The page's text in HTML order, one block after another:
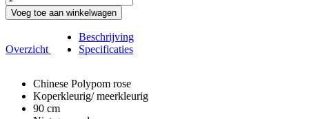
Voeg toe aan winkelwagen
Overzicht
Beschrijving
Specificaties
Chinese Polypom rose
Koperkleurig/ meerkleurig
90 cm